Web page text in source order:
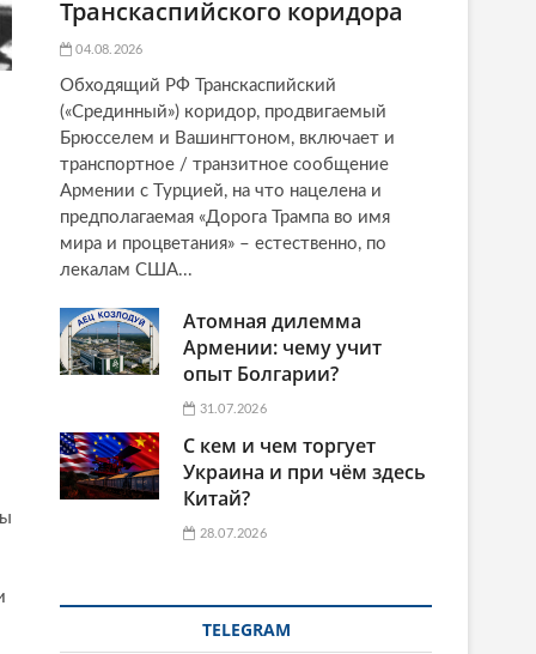
Транскаспийского коридора
04.08.2026
Обходящий РФ Транскаспийский
(«Срединный») коридор, продвигаемый
Брюсселем и Вашингтоном, включает и
транспортное / транзитное сообщение
Армении с Турцией, на что нацелена и
предполагаемая «Дорога Трампа во имя
мира и процветания» – естественно, по
лекалам США...
Атомная дилемма
Армении: чему учит
опыт Болгарии?
31.07.2026
С кем и чем торгует
Украина и при чём здесь
Китай?
28.07.2026
TELEGRAM